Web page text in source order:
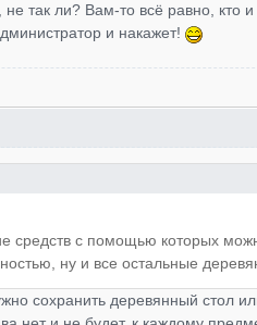
так ли? Вам-то всё равно, кто и
и накажет!
средств с помощью которых
ну и все остальные
сохранить деревянный стол